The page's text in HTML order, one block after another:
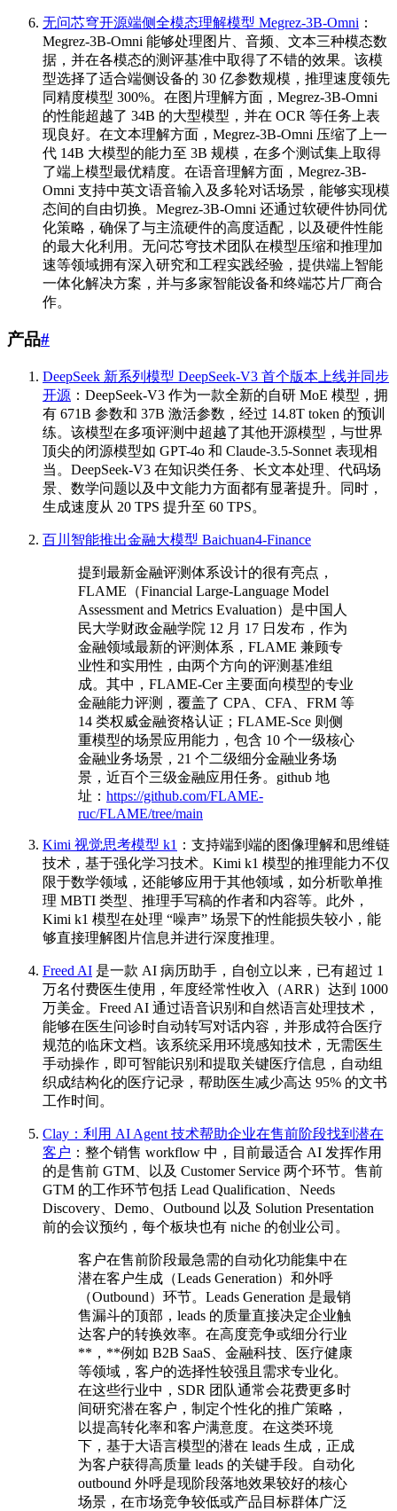
无问芯穹开源端侧全模态理解模型 Megrez-3B-Omni ：
Megrez-3B-Omni 能够处理图片、音频、文本三种模态数
据，并在各模态的测评基准中取得了不错的效果。该模
型选择了适合端侧设备的 30 亿参数规模，推理速度领先
同精度模型 300%。在图片理解方面，Megrez-3B-Omni
的性能超越了 34B 的大型模型，并在 OCR 等任务上表
现良好。在文本理解方面，Megrez-3B-Omni 压缩了上一
代 14B 大模型的能力至 3B 规模，在多个测试集上取得
了端上模型最优精度。在语音理解方面，Megrez-3B-
Omni 支持中英文语音输入及多轮对话场景，能够实现模
态间的自由切换。Megrez-3B-Omni 还通过软硬件协同优
化策略，确保了与主流硬件的高度适配，以及硬件性能
的最大化利用。无问芯穹技术团队在模型压缩和推理加
速等领域拥有深入研究和工程实践经验，提供端上智能
一体化解决方案，并与多家智能设备和终端芯片厂商合
作。
产品#
DeepSeek 新系列模型 DeepSeek-V3 首个版本上线并同步
开源 ：DeepSeek-V3 作为一款全新的自研 MoE 模型，拥
有 671B 参数和 37B 激活参数，经过 14.8T token 的预训
练。该模型在多项评测中超越了其他开源模型，与世界
顶尖的闭源模型如 GPT-4o 和 Claude-3.5-Sonnet 表现相
当。DeepSeek-V3 在知识类任务、长文本处理、代码场
景、数学问题以及中文能力方面都有显著提升。同时，
生成速度从 20 TPS 提升至 60 TPS。
百川智能推出金融大模型 Baichuan4-Finance
提到最新金融评测体系设计的很有亮点，
FLAME（Financial Large-Language Model
Assessment and Metrics Evaluation）是中国人
民大学财政金融学院 12 月 17 日发布，作为
金融领域最新的评测体系，FLAME 兼顾专
业性和实用性，由两个方向的评测基准组
成。其中，FLAME-Cer 主要面向模型的专业
金融能力评测，覆盖了 CPA、CFA、FRM 等
14 类权威金融资格认证；FLAME-Sce 则侧
重模型的场景应用能力，包含 10 个一级核心
金融业务场景，21 个二级细分金融业务场
景，近百个三级金融应用任务。github 地
址： https://github.com/FLAME-
ruc/FLAME/tree/main
Kimi 视觉思考模型 k1 ：支持端到端的图像理解和思维链
技术，基于强化学习技术。Kimi k1 模型的推理能力不仅
限于数学领域，还能够应用于其他领域，如分析歌单推
理 MBTI 类型、推理手写稿的作者和内容等。此外，
Kimi k1 模型在处理 “噪声” 场景下的性能损失较小，能
够直接理解图片信息并进行深度推理。
Freed AI 是一款 AI 病历助手，自创立以来，已有超过 1
万名付费医生使用，年度经常性收入（ARR）达到 1000
万美金。Freed AI 通过语音识别和自然语言处理技术，
能够在医生问诊时自动转写对话内容，并形成符合医疗
规范的临床文档。该系统采用环境感知技术，无需医生
手动操作，即可智能识别和提取关键医疗信息，自动组
织成结构化的医疗记录，帮助医生减少高达 95% 的文书
工作时间。
Clay：利用 AI Agent 技术帮助企业在售前阶段找到潜在
客户 ：整个销售 workflow 中，目前最适合 AI 发挥作用
的是售前 GTM、以及 Customer Service 两个环节。售前
GTM 的工作环节包括 Lead Qualification、Needs
Discovery、Demo、Outbound 以及 Solution Presentation
前的会议预约，每个板块也有 niche 的创业公司。
客户在售前阶段最急需的自动化功能集中在
潜在客户生成（Leads Generation）和外呼
（Outbound）环节。Leads Generation 是最销
售漏斗的顶部，leads 的质量直接决定企业触
达客户的转换效率。在高度竞争或细分行业
**，**例如 B2B SaaS、金融科技、医疗健康
等领域，客户的选择性较强且需求专业化。
在这些行业中，SDR 团队通常会花费更多时
间研究潜在客户，制定个性化的推广策略，
以提高转化率和客户满意度。在这类环境
下，基于大语言模型的潜在 leads 生成，正成
为客户获得高质量 leads 的关键手段。自动化
outbound 外呼是现阶段落地效果较好的核心
场景，在市场竞争较低或产品目标群体广泛